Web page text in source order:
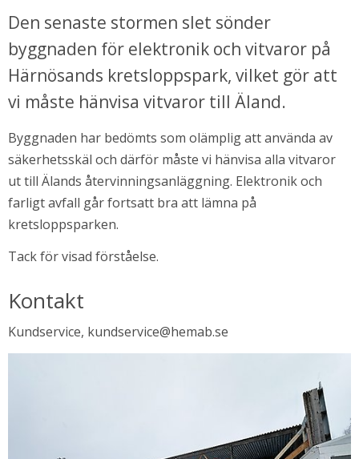
i nytt fönster.
Den senaste stormen slet sönder
byggnaden för elektronik och vitvaror på
Härnösands kretsloppspark, vilket gör att
vi måste hänvisa vitvaror till Äland.
Byggnaden har bedömts som olämplig att använda av
säkerhetsskäl och därför måste vi hänvisa alla vitvaror
ut till Älands återvinningsanläggning. Elektronik och
farligt avfall går fortsatt bra att lämna på
kretsloppsparken.
Tack för visad förståelse.
Kontakt
Kundservice, kundservice@hemab.se